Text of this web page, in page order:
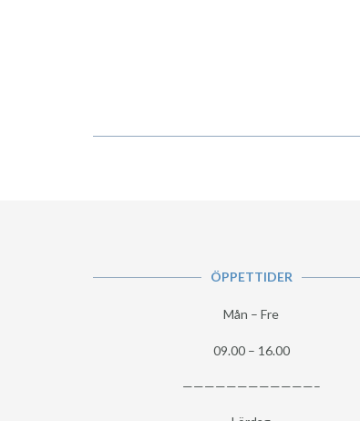
ÖPPETTIDER
Mån – Fre
09.00 – 16.00
————————————–